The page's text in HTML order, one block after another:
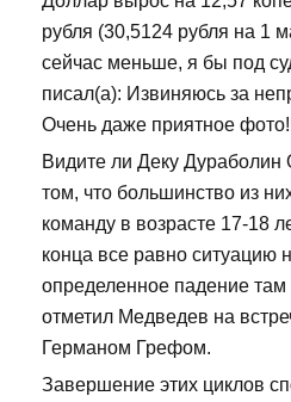
рубля (30,5124 рубля на 1
сейчас меньше, я бы под
писал(а): Извиняюсь за
Очень даже приятное
Видите ли Деку Дураболин
том, что большинство из
команду в возрасте 17-18
конца все равно ситуацию
определенное падение там
отметил Медведев на
Германом Грефом.
Завершение этих циклов